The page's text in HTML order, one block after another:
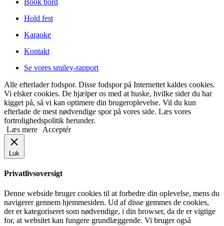
Book bord
Hold fest
Karaoke
Kontakt
Se vores smiley-rapport
Alle efterlader fodspor. Disse fodspor på Internettet kaldes cookies.
Vi elsker cookies. De hjælper os med at huske, hvilke sider du har
kigget på, så vi kan optimere din brugeroplevelse. Vil du kun
efterlade de mest nødvendige spor på vores side. Læs vores
fortrolighedspolitik herunder.
Læs mere
Acceptér
Luk
Privatlivsoversigt
Denne webside bruger cookies til at forbedre din oplevelse, mens du
navigerer gennem hjemmesiden. Ud af disse gemmes de cookies,
der er kategoriseret som nødvendige, i din browser, da de er vigtige
for, at websitet kan fungere grundlæggende. Vi bruger også